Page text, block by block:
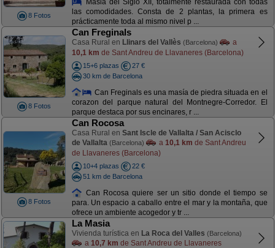
8 Fotos
las comodidades. Consta de 2 plantas, la primera es
prácticamente toda al mismo nivel p ...
8 Fotos
Can Freginals
Casa Rural en Llinars del Vallès (Barcelona)
a
10,1 km de Sant Andreu de Llavaneres (Barcelona)
15+6 plazas
27 €
30 km de Barcelona
Can Freginals es una masía de piedra situada en el
corazon del parque natural del Montnegre-Corredor. El
parque destaca por sus encinares, r ...
8 Fotos
Can Rocosa
Casa Rural en Sant Iscle de Vallalta / San Acisclo
de Vallalta (Barcelona) a 10,1 km de Sant Andreu
de Llavaneres (Barcelona)
10+4 plazas
22 €
51 km de Barcelona
Can Rocosa quiere ser un sitio donde el tiempo se
para. Un espacio a caballo entre el mar y la montaña, que
ofrece un ambiente acogedor y tr ...
La Masia
Vivienda turística en La Roca del Valles (Barcelona)
a 10,7 km de Sant Andreu de Llavaneres